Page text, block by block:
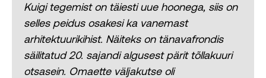
Kuigi tegemist on täiesti uue hoonega, siis on
selles peidus osakesi ka vanemast
arhitektuurikihist. Näiteks on tänavafrondis
säilitatud 20. sajandi algusest pärit tõllakuuri
otsasein. Omaette väljakutse oli